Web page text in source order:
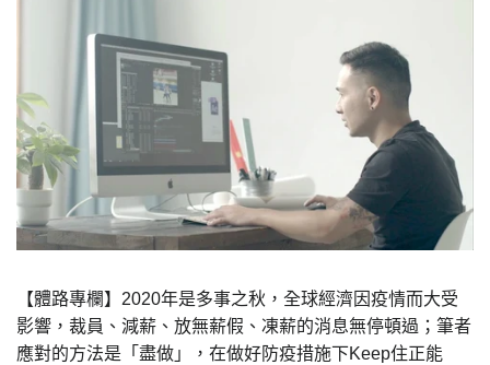
【體路專欄】2020年是多事之秋，全球經濟因疫情而大受
影響，裁員、減薪、放無薪假、凍薪的消息無停頓過；筆者
應對的方法是「盡做」，在做好防疫措施下Keep住正能